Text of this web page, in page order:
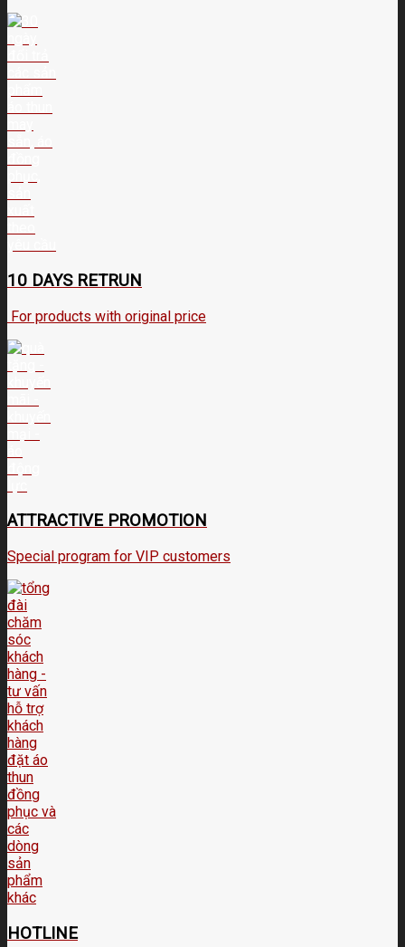
10 DAYS RETRUN
For products with original price
ATTRACTIVE PROMOTION
Special program for VIP customers
HOTLINE